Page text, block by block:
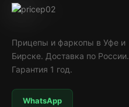
Прицепы и фаркопы в Уфе и
Бирске. Доставка по России.
Гарантия 1 год.
WhatsApp